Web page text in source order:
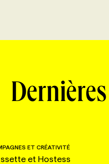
ET CRÉATIVITÉ
et Hostess